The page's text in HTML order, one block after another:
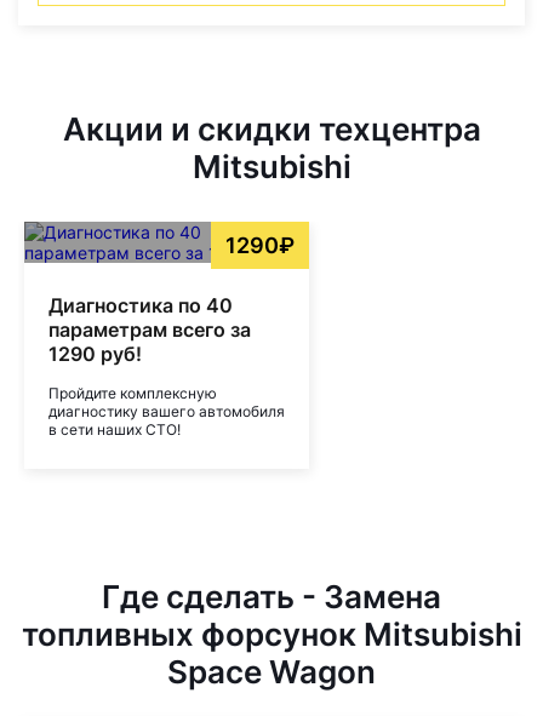
Акции и скидки техцентра
Mitsubishi
1290₽
Диагностика по 40
параметрам всего за
1290 руб!
Пройдите комплексную
диагностику вашего автомобиля
в сети наших СТО!
Где сделать - Замена
топливных форсунок Mitsubishi
Space Wagon